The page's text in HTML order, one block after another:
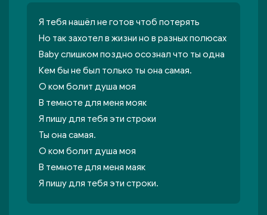
Я тебя нашёл не готов чтоб потерять
Но так захотел в жизни но в разных полюсах
Baby слишком поздно осознал что ты одна
Кем бы не был только ты она самая.
О ком болит душа моя
В темноте для меня мояк
Я пишу для тебя эти строки
Ты она самая.
О ком болит душа моя
В темноте для меня маяк
Я пишу для тебя эти строки.